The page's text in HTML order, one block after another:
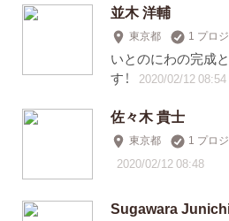
並木 洋輔
東京都 1 プロ
いとのにわの完成
す！
2020/02/12 08:54
佐々木 貴士
東京都 1 プロ
2020/02/12 08:48
Sugawara